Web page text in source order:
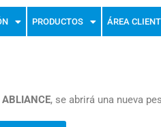
PRODUCTOS ÁREA
ABLIANCE, se abrirá una nueva